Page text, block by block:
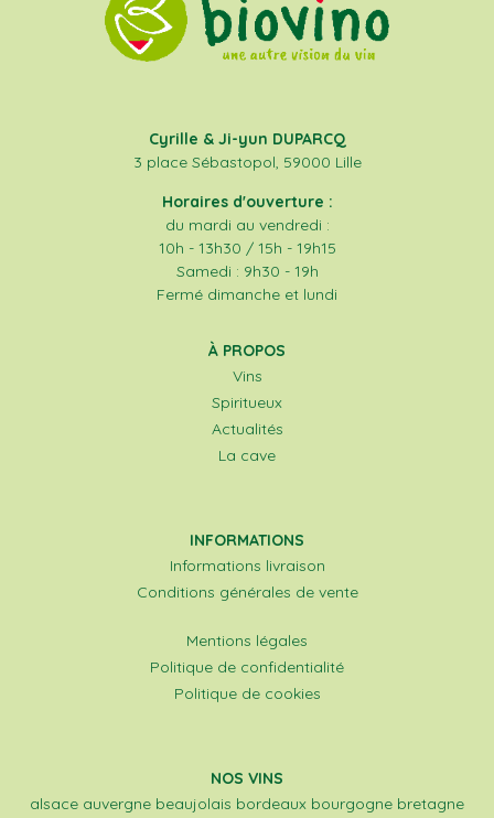
Cyrille & Ji-yun DUPARCQ
3 place Sébastopol, 59000 Lille
Horaires d'ouverture :
du mardi au vendredi :
10h - 13h30 / 15h - 19h15
Samedi : 9h30 - 19h
Fermé dimanche et lundi
À PROPOS
Vins
Spiritueux
Actualités
La cave
INFORMATIONS
Informations livraison
Conditions générales de vente
Mentions légales
Politique de confidentialité
Politique de cookies
NOS VINS
alsace auvergne beaujolais bordeaux bourgogne bretagne